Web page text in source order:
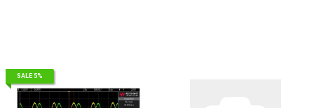
SALE 5%